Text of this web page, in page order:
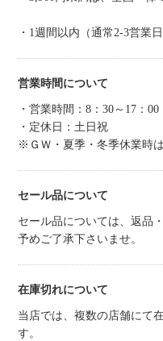
・1週間以内（通常2-3営業
営業時間について
・営業時間：8：30～17：00
・定休日：土日祝
※ＧＷ・夏季・冬季休業時
セール品について
セール品については、返品
予めご了承下さいませ。
在庫切れについて
当店では、複数の店舗にて
す。